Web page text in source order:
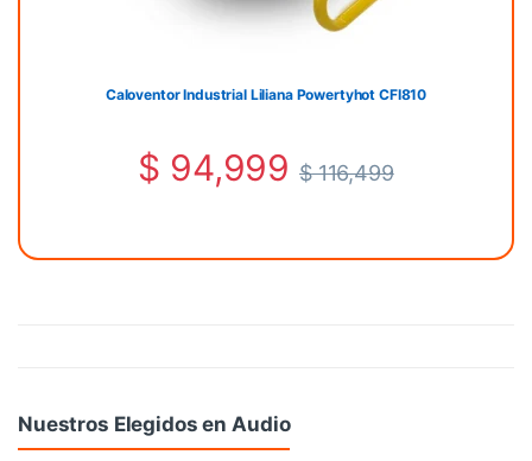
Caloventor Industrial Liliana Powertyhot CFI810
$ 94,999 $116,499
Nuestros Elegidos en Audio